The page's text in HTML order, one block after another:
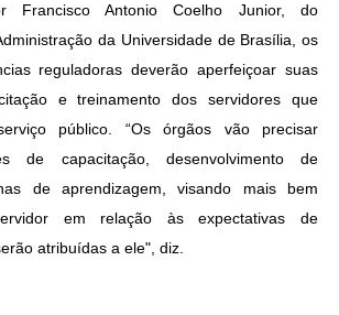
Francisco Antonio Coelho Junior, do
da Universidade de Brasília, os
reguladoras deverão aperfeiçoar suas
e treinamento dos servidores que
público. “Os órgãos vão precisar
de capacitação, desenvolvimento de
de aprendizagem, visando mais bem
em relação às expectativas de
atribuídas a ele", diz.